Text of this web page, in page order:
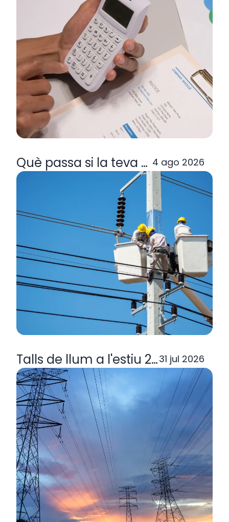
Què passa si la teva 4 ago 2026
Talls de llum a l'estiu 2026: per
31 jul 2026